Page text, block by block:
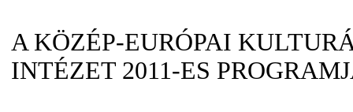
A KÖZÉP-EURÓPAI
INTÉZET 2011-ES